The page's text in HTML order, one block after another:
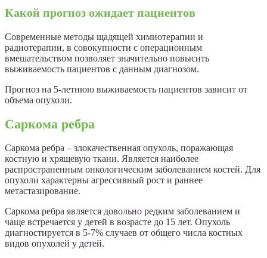
Какой прогноз ожидает пациентов
Современные методы щадящей химиотерапии и
радиотерапии, в совокупности с операционным
вмешательством позволяет значительно повысить
выживаемость пациентов с данным диагнозом.
Прогноз на 5-летнюю выживаемость пациентов зависит от
объема опухоли.
Саркома ребра
Саркома ребра – злокачественная опухоль, поражающая
костную и хрящевую ткани. Является наиболее
распространенным онкологическим заболеванием костей. Для
опухоли характерны агрессивный рост и раннее
метастазирование.
Саркома ребра является довольно редким заболеванием и
чаще встречается у детей в возрасте до 15 лет. Опухоль
диагностируется в 5-7% случаев от общего числа костных
видов опухолей у детей.